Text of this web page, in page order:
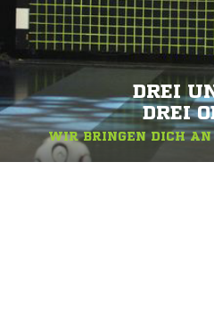
DREI
DREI
WIR BRINGEN DICH